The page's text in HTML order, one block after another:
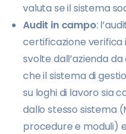
valuta se il sistema
Audit in campo:
certificazione
svolte dall’azienda
che il sistema di
su loghi di lavoro sia
dallo stesso sistema
procedure e moduli)